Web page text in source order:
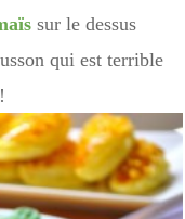
sur le dessus
qui est terrible
!